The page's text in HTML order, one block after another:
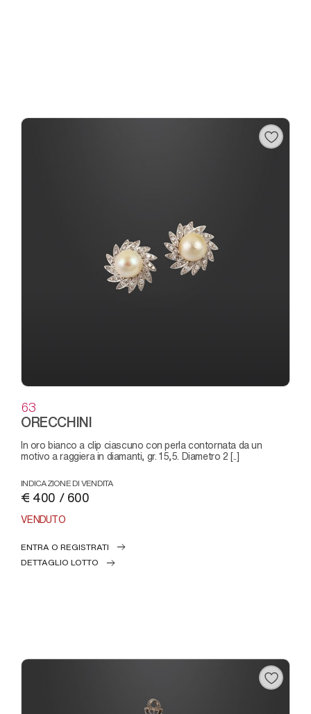
63
ORECCHINI
in oro bianco a clip ciascuno con perla contornata da un
motivo a raggiera in diamanti, gr. 15,5. Diametro 2 [..]
INDICAZIONE DI VENDITA
€ 400 / 600
VENDUTO
ENTRA O REGISTRATI
DETTAGLIO LOTTO